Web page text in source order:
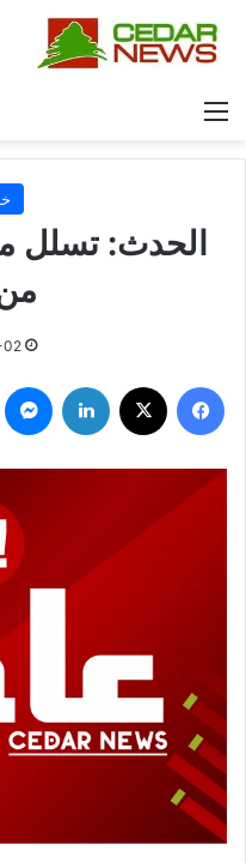
القائمة
الحدث: تسلل
فيسبوك لينكدإن